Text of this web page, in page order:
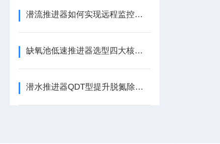
潜流推进器如何实现远程监控与预测性维护？
缺氧池低速推进器选型四大核心参数指南
潜水推进器QDT型提升脱氮除磷效率的作用机制与优化策略